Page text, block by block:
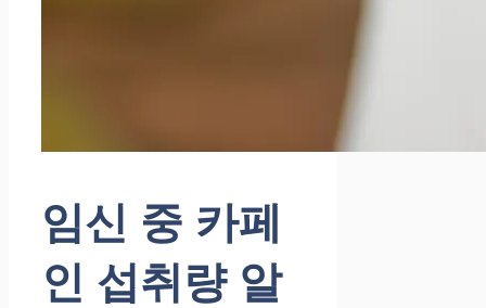
임신 중 카페
인 섭취량 알